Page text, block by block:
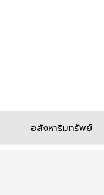
อสังหาริมทรัพย์